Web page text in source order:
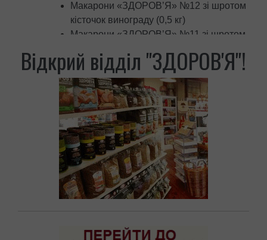
Макарони «ЗДОРОВ’Я» №12 зі шротом
кісточок винограду (0,5 кг)
Макарони «ЗДОРОВ’Я» №11 зі шротом
(0,4 кг)
Макарони «ЗДОРОВ’Я» №11 зі шротом
зародку зерна (0,5 кг)
Макарони «ЗДОРОВ’Я» №11 зі шротом
зародка зерна (1 кг)
Макарони «ЗДОРОВ’Я» №10 зі шротом
насіння амаранту (1 кг)
Макарони «ЗДОРОВ’Я» №10 зі шротом
насіння амаранту (0,5 кг)
Макарони «ЗДОРОВ’Я» №10 зі шротом
Макарони «ЗДОРОВ’Я» №9 зі шротом
Відкрий відділ "ЗДОРОВ'Я"!